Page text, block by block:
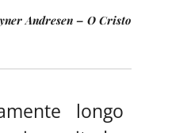
Andresen – O Cristo
longo